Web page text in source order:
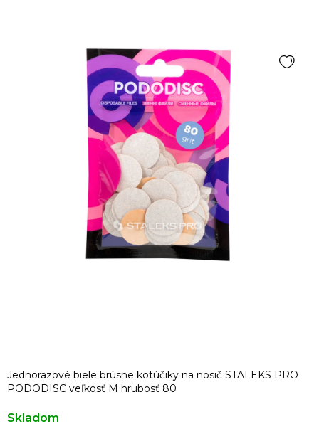
Jednorazové biele brúsne kotúčiky na nosič STALEKS PRO
PODODISC veľkosť M hrubosť 80
Skladom